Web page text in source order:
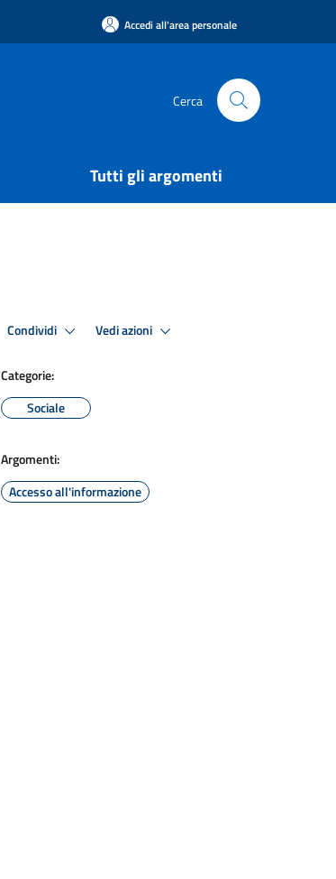
Accedi all'area personale
Cerca
Tutti gli argomenti
Condividi Vedi azioni
Categorie:
Sociale
Argomenti:
Accesso all'informazione